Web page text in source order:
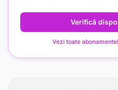
Verifică
Vezi toate